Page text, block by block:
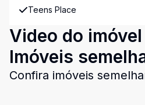
Teens Place
Video do imóvel
Imóveis
Confira imóveis